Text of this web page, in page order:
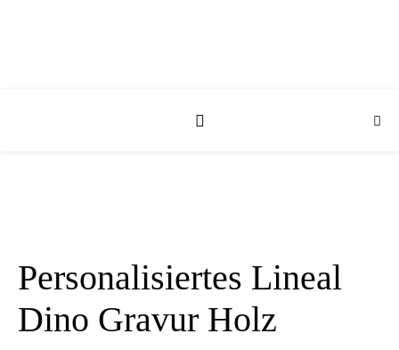
Personalisiertes Lineal
Dino Gravur Holz